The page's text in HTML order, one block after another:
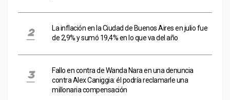
La inflación en la Ciudad de Buenos Aires en julio fue
de 2,9% y sumó 19,4% en lo que va del año
Fallo en contra de Wanda Nara en una denuncia
contra Alex Caniggia: él podría reclamarle una
millonaria compensación